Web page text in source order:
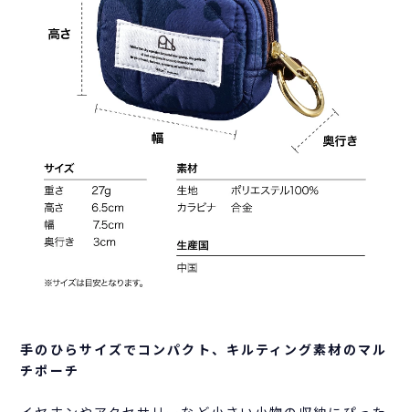
手のひらサイズでコンパクト、キルティング素材のマル
チポーチ